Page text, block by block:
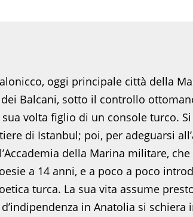
oggi principale città della
Balcani, sotto il controllo
volta figlio di un console turco.
di Istanbul; poi, per adeguarsi
della Marina militare,
a 14 anni, e a poco a poco
turca. La sua vita assume
in Anatolia si